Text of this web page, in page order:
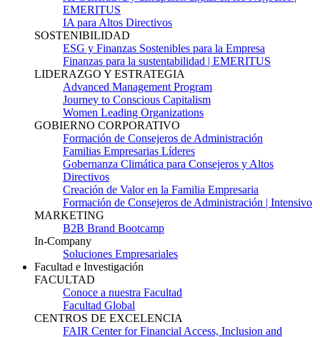
EMERITUS
IA para Altos Directivos
SOSTENIBILIDAD
ESG y Finanzas Sostenibles para la Empresa
Finanzas para la sustentabilidad | EMERITUS
LIDERAZGO Y ESTRATEGIA
Advanced Management Program
Journey to Conscious Capitalism
Women Leading Organizations
GOBIERNO CORPORATIVO
Formación de Consejeros de Administración
Familias Empresarias Líderes
Gobernanza Climática para Consejeros y Altos
Directivos
Creación de Valor en la Familia Empresaria
Formación de Consejeros de Administración | Intensivo
MARKETING
B2B Brand Bootcamp
In-Company
Soluciones Empresariales
Facultad e Investigación
FACULTAD
Conoce a nuestra Facultad
Facultad Global
CENTROS DE EXCELENCIA
FAIR Center for Financial Access, Inclusion and